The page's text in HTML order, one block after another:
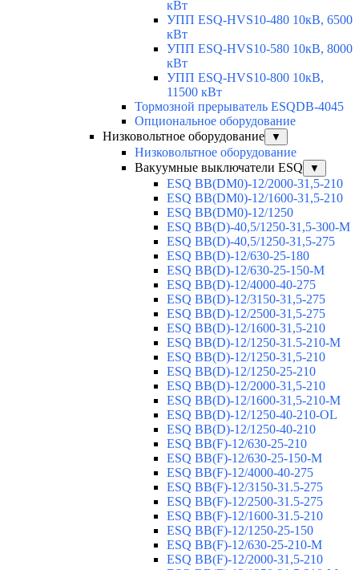
кВт
УПП ESQ-HVS10-480 10кВ, 6500
кВт
УПП ESQ-HVS10-580 10кВ, 8000
кВт
УПП ESQ-HVS10-800 10кВ,
11500 кВт
Тормозной прерыватель ESQDB-4045
Опциональное оборудование
Низковольтное оборудование
▼
Низковольтное оборудование
Вакуумные выключатели ESQ
▼
ESQ ВВ(DM0)-12/2000-31,5-210
ESQ ВВ(DM0)-12/1600-31,5-210
ESQ ВВ(DM0)-12/1250
ESQ ВВ(D)-40,5/1250-31,5-300-М
ESQ ВВ(D)-40,5/1250-31,5-275
ESQ ВВ(D)-12/630-25-180
ESQ ВВ(D)-12/630-25-150-М
ESQ ВВ(D)-12/4000-40-275
ESQ ВВ(D)-12/3150-31,5-275
ESQ ВВ(D)-12/2500-31,5-275
ESQ ВВ(D)-12/1600-31,5-210
ESQ ВВ(D)-12/1250-31.5-210-М
ESQ ВВ(D)-12/1250-31,5-210
ESQ ВВ(D)-12/1250-25-210
ESQ BB(D)-12/2000-31,5-210
ESQ BB(D)-12/1600-31,5-210-М
ESQ BB(D)-12/1250-40-210-OL
ESQ BB(D)-12/1250-40-210
ESQ ВВ(F)-12/630-25-210
ESQ ВВ(F)-12/630-25-150-М
ESQ ВВ(F)-12/4000-40-275
ESQ ВВ(F)-12/3150-31.5-275
ESQ ВВ(F)-12/2500-31.5-275
ESQ ВВ(F)-12/1600-31.5-210
ESQ ВВ(F)-12/1250-25-150
ESQ BB(F)-12/630-25-210-М
ESQ BB(F)-12/2000-31,5-210